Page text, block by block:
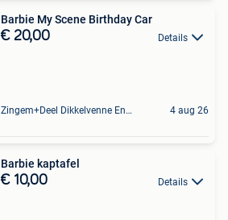
Barbie My Scene Birthday Car
€ 20,00 Details
Zingem+Deel Dikkelvenne En Nederzwalm-Hermelgem 4 aug 26
Barbie kaptafel
€ 10,00 Details